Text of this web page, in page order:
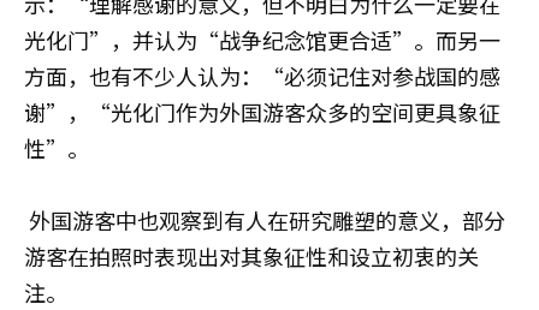
光化门”，并认为“战争纪念馆更合适”。而另一
方面，也有不少人认为：“必须记住对参战国的感
谢”，“光化门作为外国游客众多的空间更具象征
性”。
外国游客中也观察到有人在研究雕塑的意义，部分
游客在拍照时表现出对其象征性和设立初衷的关
注。